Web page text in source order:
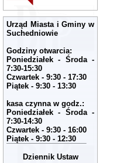
Urząd Miasta i Gminy w
Suchedniowie
Godziny otwarcia:
Poniedziałek - Środa -
7:30-15:30
Czwartek - 9:30 - 17:30
Piątek - 9:30 - 13:30
kasa czynna w godz.:
Poniedziałek - Środa -
7:30-14:30
Czwartek - 9:30 - 16:00
Piątek - 9:30 - 12:30
Dziennik Ustaw